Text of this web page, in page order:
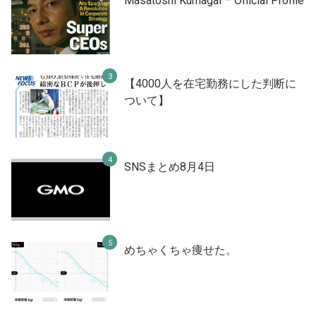
【4000人を在宅勤務にした判断に
ついて】
SNSまとめ8月4日
めちゃくちゃ痩せた。